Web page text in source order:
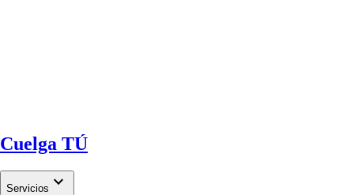
Cuelga TÚ
Servicios keyboard_arrow_down